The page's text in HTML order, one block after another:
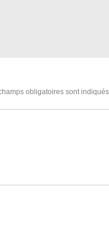
obligatoires sont